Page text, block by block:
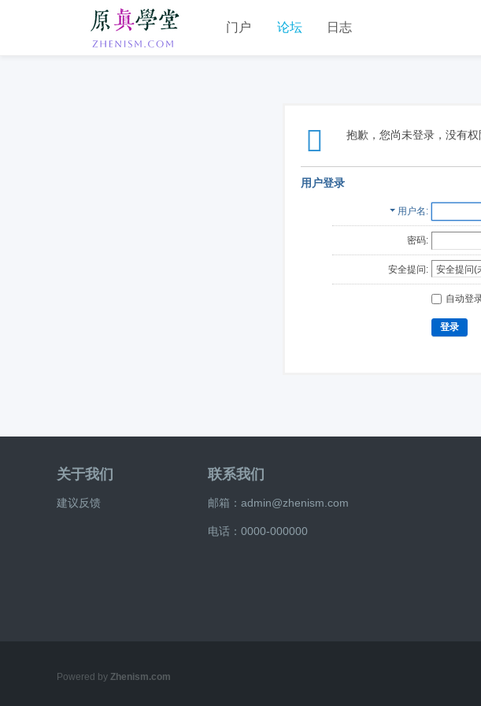
门户 论坛 日志
抱歉，您尚未登录，没有
用户登录
用户名
密码:
安全提问:
自动登
登录
关于我们
建议反馈
联系我们
邮箱：admin@zhenism.com
电话：0000-000000
Powered by Zhenism.com